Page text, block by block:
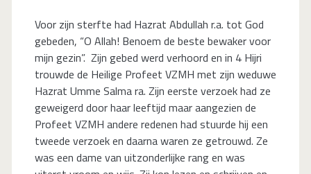
Voor zijn sterfte had Hazrat Abdullah r.a. tot God
gebeden, “O Allah! Benoem de beste bewaker voor
mijn gezin”. Zijn gebed werd verhoord en in 4 Hijri
trouwde de Heilige Profeet VZMH met zijn weduwe
Hazrat Umme Salma ra. Zijn eerste verzoek had ze
geweigerd door haar leeftijd maar aangezien de
Profeet VZMH andere redenen had stuurde hij een
tweede verzoek en daarna waren ze getrouwd. Ze
was een dame van uitzonderlijke rang en was